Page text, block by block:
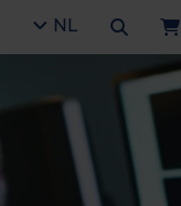
NL